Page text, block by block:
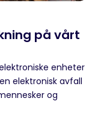
på vårt
enheter
elektronisk avfall
og